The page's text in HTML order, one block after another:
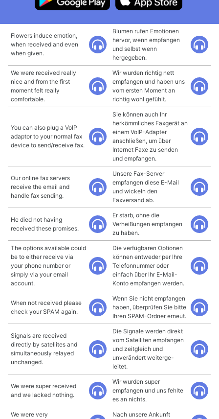
Flowers induce emotion,
when received and even
when given.
Blumen rufen Emotionen
hervor, wenn empfangen
und selbst wenn
hergegeben.
We were received really
nice and from the first
moment felt really
comfortable.
Wir wurden richtig nett
empfangen und haben uns
vom ersten Moment an
richtig wohl gefühlt.
You can also plug a VoIP
adaptor to your normal fax
device to send/receive fax.
Sie können auch Ihr
herkömmliches Faxgerät an
einem VoIP-Adapter
anschließen, um über
Internet Faxe zu senden
und empfangen.
Our online fax servers
receive the email and
handle fax sending.
Unsere Fax-Server
empfangen diese E-Mail
und wickeln den
Faxversand ab.
He died not having
received these promises.
Er starb, ohne die
Verheißungen empfangen
zu haben.
The options available could
be to either receive via
your phone number or
simply via your email
account.
Die verfügbaren Optionen
können entweder per Ihre
Telefonnummer oder
einfach über Ihr E-Mail-
Konto empfangen werden.
When not received please
check your SPAM again.
Wenn Sie nicht empfangen
haben, überprüfen Sie bitte
Ihren SPAM-Ordner erneut.
Signals are received
directly by satellites and
simultaneously relayed
unchanged.
Die Signale werden direkt
vom Satelliten empfangen
und zeitgleich und
unverändert weiterge-
leitet.
We were super received
and we lacked nothing.
Wir wurden super
empfangen und uns fehlte
es an nichts.
We were very
Nach unsere Ankunft